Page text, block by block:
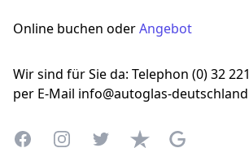
Online buchen oderAngebot
Wir sind für Sie da: Telephon (0) 32
per E-Mail info@autoglas-
FacebookInstagramTwitterTrustpilotGoogle